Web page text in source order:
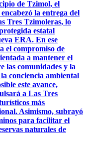
de Tzimol, el
la entrega del
Tres Tzimoleras, lo
estatal
ERA. En ese
el compromiso de
a mantener el
las comunidades y la
conciencia ambiental
este avance,
a Las Tres
más
Asimismo, subrayó
para facilitar el
naturales de